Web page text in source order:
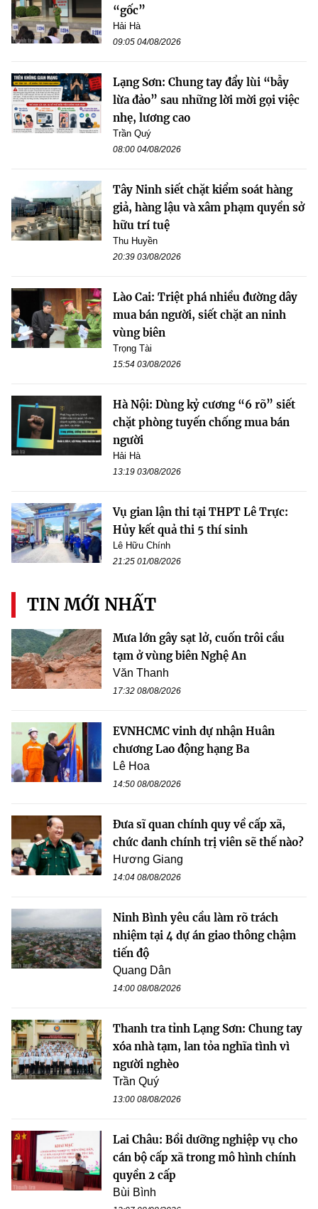
“gốc”
Hải Hà
09:05 04/08/2026
Lạng Sơn: Chung tay đẩy lùi “bẫy
lừa đảo” sau những lời mời gọi việc
nhẹ, lương cao
Trần Quý
08:00 04/08/2026
Tây Ninh siết chặt kiểm soát hàng
giả, hàng lậu và xâm phạm quyền sở
hữu trí tuệ
Thu Huyền
20:39 03/08/2026
Lào Cai: Triệt phá nhiều đường dây
mua bán người, siết chặt an ninh
vùng biên
Trọng Tài
15:54 03/08/2026
Hà Nội: Dùng kỷ cương “6 rõ” siết
chặt phòng tuyến chống mua bán
người
Hải Hà
13:19 03/08/2026
Vụ gian lận thi tại THPT Lê Trực:
Hủy kết quả thi 5 thí sinh
Lê Hữu Chính
21:25 01/08/2026
TIN MỚI NHẤT
Mưa lớn gây sạt lở, cuốn trôi cầu
tạm ở vùng biên Nghệ An
Văn Thanh
17:32 08/08/2026
EVNHCMC vinh dự nhận Huân
chương Lao động hạng Ba
Lê Hoa
14:50 08/08/2026
Đưa sĩ quan chính quy về cấp xã,
chức danh chính trị viên sẽ thế nào?
Hương Giang
14:04 08/08/2026
Ninh Bình yêu cầu làm rõ trách
nhiệm tại 4 dự án giao thông chậm
tiến độ
Quang Dân
14:00 08/08/2026
Thanh tra tỉnh Lạng Sơn: Chung tay
xóa nhà tạm, lan tỏa nghĩa tình vì
người nghèo
Trần Quý
13:00 08/08/2026
Lai Châu: Bồi dưỡng nghiệp vụ cho
cán bộ cấp xã trong mô hình chính
quyền 2 cấp
Bùi Bình